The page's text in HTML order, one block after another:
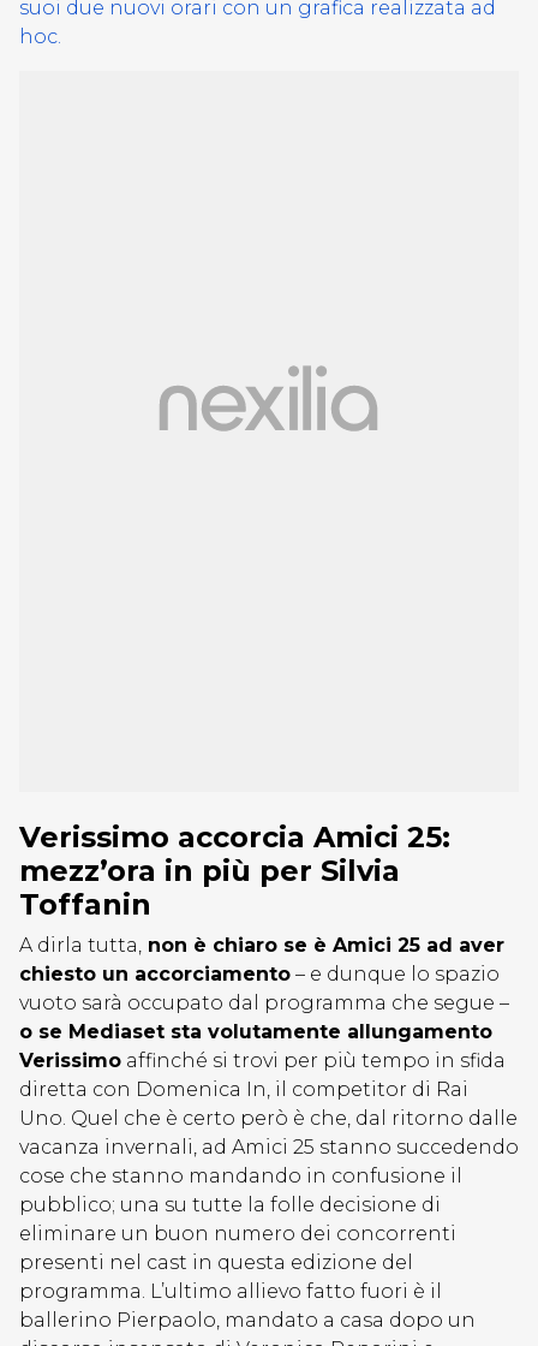
suoi due nuovi orari con un grafica realizzata ad
hoc.
Verissimo accorcia Amici 25:
mezz’ora in più per Silvia
Toffanin
A dirla tutta, non è chiaro se è Amici 25 ad aver
chiesto un accorciamento – e dunque lo spazio
vuoto sarà occupato dal programma che segue –
o se Mediaset sta volutamente allungamento
Verissimo affinché si trovi per più tempo in sfida
diretta con Domenica In, il competitor di Rai
Uno. Quel che è certo però è che, dal ritorno dalle
vacanza invernali, ad Amici 25 stanno succedendo
cose che stanno mandando in confusione il
pubblico; una su tutte la folle decisione di
eliminare un buon numero dei concorrenti
presenti nel cast in questa edizione del
programma. L’ultimo allievo fatto fuori è il
ballerino Pierpaolo, mandato a casa dopo un